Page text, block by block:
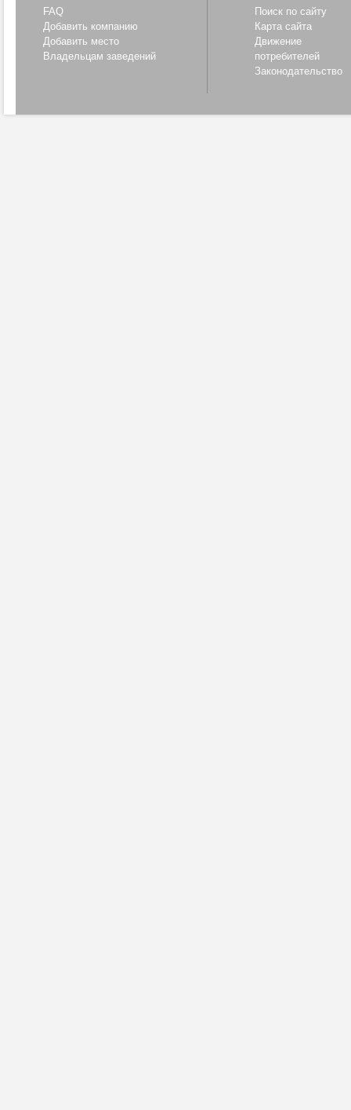
FAQ
Добавить компанию
Добавить место
Владельцам заведений
Поиск по сайту
Карта сайта
Движение
потребителей
Законодательство